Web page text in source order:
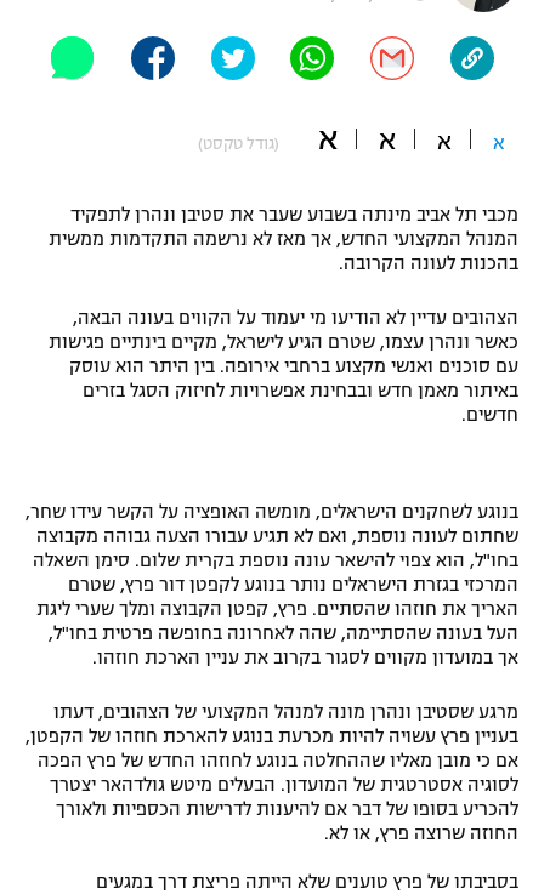
"מחצית בשכונה" – פודקאסט
תקנון עבור פעילות אלקטרה
תנאי שימוש
תקנון פעילות ספורט 1
רשיון להקרנה פומבית לבית עסק
הצטרפות לחבילת הערוצים
תגיות
המגזין
אופניים
פוטבול אמריקאי NFL
ספורט אתגרי ואקסטרים
אומנויות לחימה
א א א א (גודל טקסט)
מכבי תל אביב מינתה בשבוע שעבר את סטיבן ונהרן לתפקיד
המנהל המקצועי החדש, אך מאז לא נרשמה התקדמות ממשית
בהכנות לעונה הקרובה.
הצהובים עדיין לא הודיעו מי יעמוד על הקווים בעונה הבאה,
כאשר ונהרן עצמו, שטרם הגיע לישראל, מקיים בינתיים פגישות
עם סוכנים ואנשי מקצוע ברחבי אירופה. בין היתר הוא עוסק
באיתור מאמן חדש ובבחינת אפשרויות לחיזוק הסגל בזרים
חדשים.
בנוגע לשחקנים הישראלים, מומשה האופציה על הקשר עידו שחר,
שחתום לעונה נוספת, ואם לא תגיע עבורו הצעה גבוהה מקבוצה
בחו"ל, הוא צפוי להישאר עונה נוספת בקרית שלום. סימן השאלה
המרכזי בגזרת הישראלים נותר בנוגע לקפטן דור פרץ, שטרם
האריך את חוזהו שהסתיים. פרץ, קפטן הקבוצה ומלך שערי ליגת
העל בעונה שהסתיימה, שהה לאחרונה בחופשה פרטית בחו"ל,
אך במועדון מקווים לסגור בקרוב את עניין הארכת חוזהו.
מרגע שסטיבן ונהרן מונה למנהל המקצועי של הצהובים, דעתו
בעניין פרץ עשויה להיות מכרעת בנוגע להארכת חוזהו של הקפטן,
אם כי מובן מאליו שההחלטה בנוגע לחוזהו החדש של פרץ הפכה
לסוגיה אסטרטגית של המועדון. הבעלים מיטש גולדהאר יצטרך
להכריע בסופו של דבר אם להיענות לדרישות הכספיות ולאורך
החוזה שרוצה פרץ, או לא.
בסביבתו של פרץ טוענים שלא הייתה פריצת דרך במגעים